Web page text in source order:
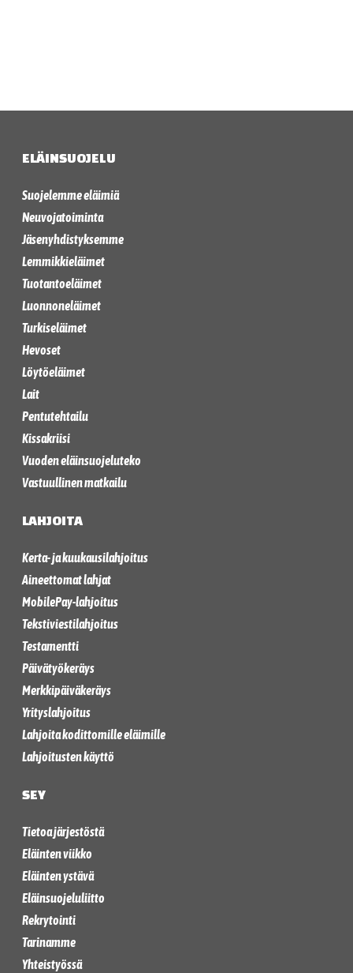
ELÄINSUOJELU
Suojelemme eläimiä
Neuvojatoiminta
Jäsenyhdistyksemme
Lemmikkieläimet
Tuotantoeläimet
Luonnoneläimet
Turkiseläimet
Hevoset
Löytöeläimet
Lait
Pentutehtailu
Kissakriisi
Vuoden eläinsuojeluteko
Vastuullinen matkailu
LAHJOITA
Kerta- ja kuukausilahjoitus
Aineettomat lahjat
MobilePay-lahjoitus
Tekstiviestilahjoitus
Testamentti
Päivätyökeräys
Merkkipäiväkeräys
Yrityslahjoitus
Lahjoita kodittomille eläimille
Lahjoitusten käyttö
SEY
Tietoa järjestöstä
Eläinten viikko
Eläinten ystävä
Eläinsuojeluliitto
Rekrytointi
Tarinamme
Yhteistyössä